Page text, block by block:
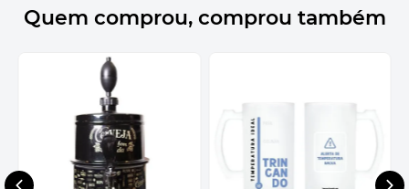
Quem comprou, comprou também